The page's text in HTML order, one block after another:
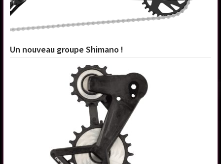
Un nouveau groupe Shimano !